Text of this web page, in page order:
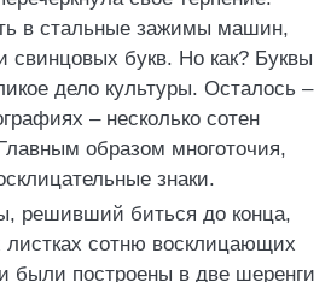
в стальные зажимы машин,
свинцовых букв. Но как? Буквы
дело культуры. Осталось –
– несколько сотен
образом многоточия,
знаки.
решивший биться до конца,
листках сотню восклицающих
были построены в две шеренги